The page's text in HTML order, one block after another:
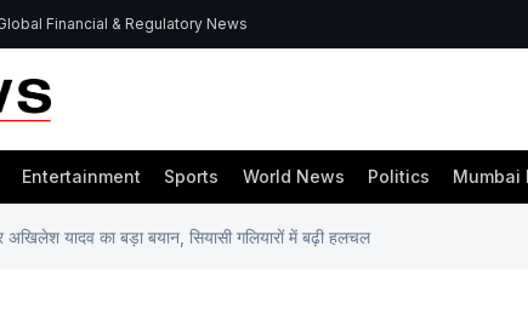
Financial & Regulatory News
Entertainment Sports World News Politics Mumbai
यादव का बड़ा बयान, सियासी गलियारों में बढ़ी हलचल